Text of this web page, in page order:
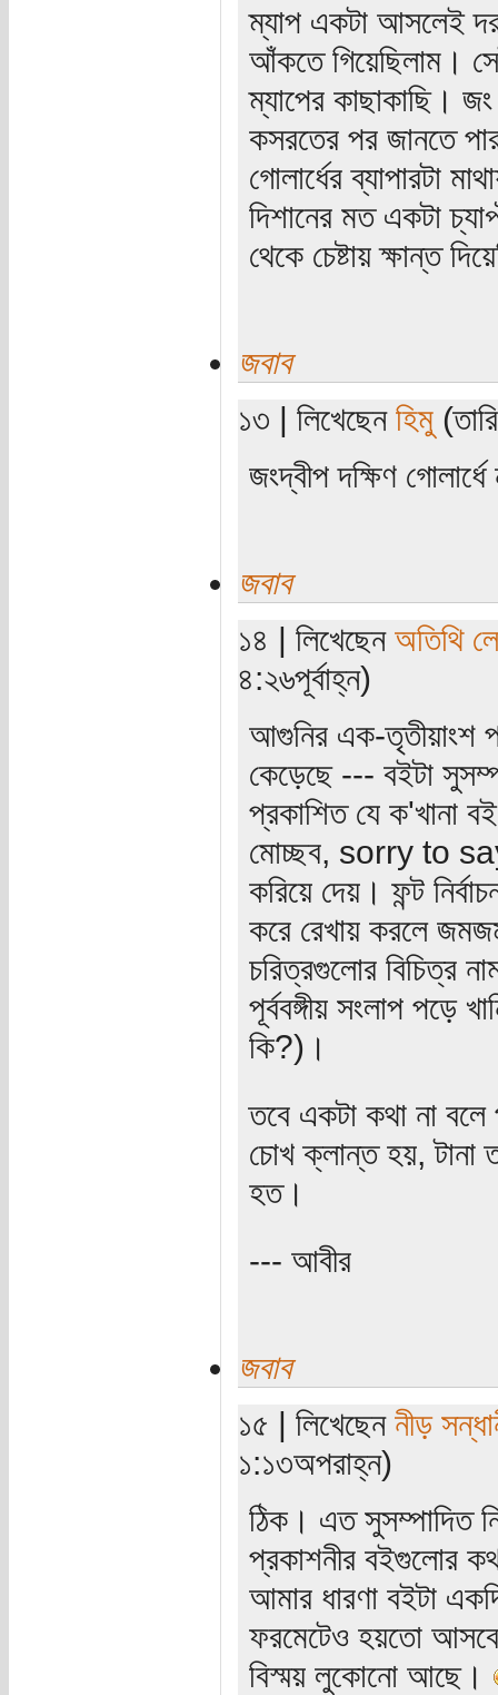
ম্যাপ একটা আসলেই
আঁকতে গিয়েছিলাম।
ম্যাপের কাছাকাছি।
কসরতের পর জানতে
গোলার্ধের ব্যাপারটা
দিশানের মত একটা
থেকে চেষ্টায় ক্ষান্ত
জবাব
১৩ | লিখেছেন হিমু
জংদ্বীপ দক্ষিণ
জবাব
১৪ | লিখেছেন অতিথি
৪:২৬পূর্বাহ্ন)
আগুনির এক-তৃতীয়াংশ
কেড়েছে --- বইটা
প্রকাশিত যে ক'খানা
মোচ্ছব, sorry to
করিয়ে দেয়। ফন্ট
করে রেখায় করলে
চরিত্রগুলোর বিচিত্র
পূর্ববঙ্গীয় সংলাপ পড়ে
কি?)।
তবে একটা কথা না
চোখ ক্লান্ত হয়, টানা
হত।
--- আবীর
জবাব
১৫ | লিখেছেন নীড়
১:১৩অপরাহ্ন)
ঠিক। এত সুসম্পাদিত
প্রকাশনীর বইগুলোর
আমার ধারণা বইটা
ফরমেটেও হয়তো
বিস্ময় লুকোনো আছে।